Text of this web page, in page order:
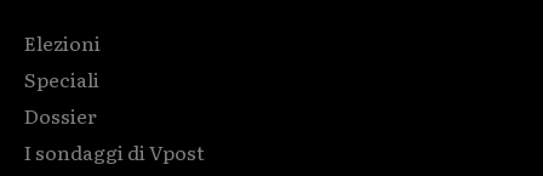
Elezioni
Speciali
Dossier
I sondaggi di Vpost